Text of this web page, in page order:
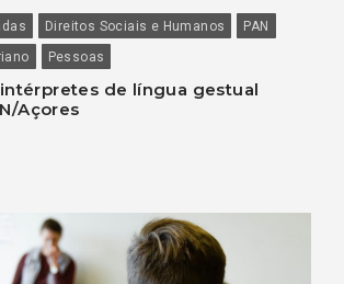
Direitos Sociais e Humanos
PAN
Pessoas
intérpretes de língua gestual
Açores